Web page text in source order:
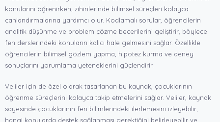
konularını öğrenirken, zihinlerinde bilimsel süreçleri kolayca
canlandırmalarına yardımcı olur. Kodlamalı sorular, öğrencilerin
analitik düşünme ve problem çözme becerilerini geliştirir, böylece
fen derslerindeki konuların kalıcı hale gelmesini sağlar. Özellikle
öğrencilerin bilimsel gözlem yapma, hipotez kurma ve deney
sonuçlarını yorumlama yeteneklerini güçlendirir.
Veliler için de özel olarak tasarlanan bu kaynak, çocuklarının
öğrenme süreçlerini kolayca takip etmelerini sağlar. Veliler, kaynak
sayesinde çocuklarının fen bilimlerindeki ilerlemesini izleyebilir,
hangi konularda destek sağlanması gerektiğini belirleyebilir ve